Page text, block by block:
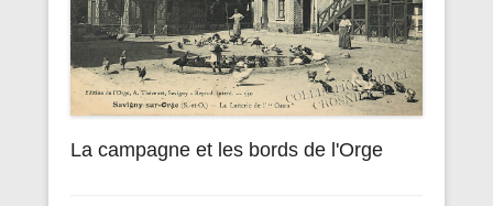
La campagne et les bords de l'Orge